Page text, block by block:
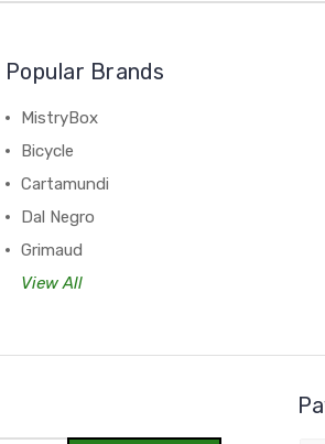
Popular Brands
MistryBox
Bicycle
Cartamundi
Dal Negro
Grimaud
View All